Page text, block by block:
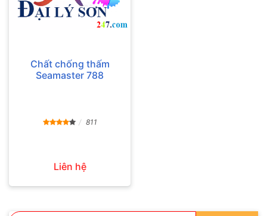
Chất chống thấm
Seamaster 788
811
Liên hệ